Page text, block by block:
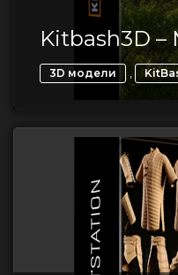
Kitbash3D
3D модели ,